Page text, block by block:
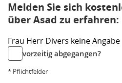
Melden Sie sich
über Asad zu erfahren:
Frau Herr Divers keine Angabe
vorzeitig abgegangen?
* Pflichtfelder